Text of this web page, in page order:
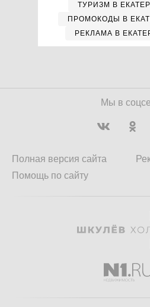
ТУРИЗМ В
ПРОМОКОДЫ В
РЕКЛАМА В
Мы в
Полная версия сайта
Помощь по сайту